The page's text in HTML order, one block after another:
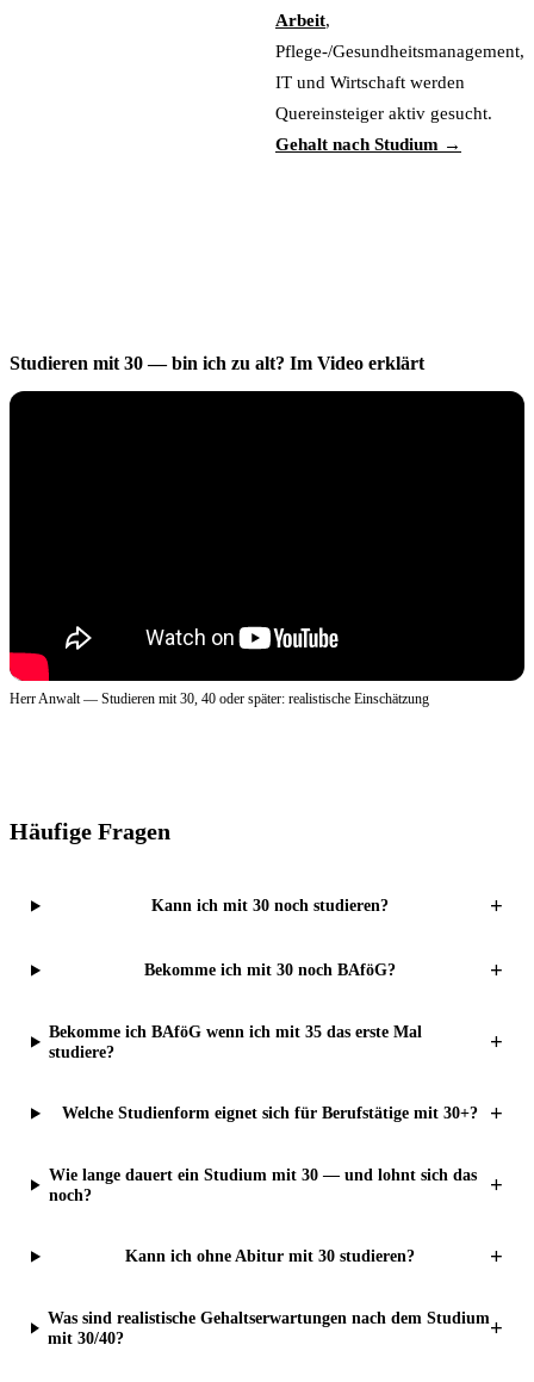
Arbeit,
Pflege-/Gesundheitsmanagement,
IT und Wirtschaft werden
Quereinsteiger aktiv gesucht.
Gehalt nach Studium →
Studieren mit 30 — bin ich zu alt? Im Video erklärt
Herr Anwalt — Studieren mit 30, 40 oder später: realistische Einschätzung
Häufige Fragen
Kann ich mit 30 noch studieren? +
Bekomme ich mit 30 noch BAföG? +
Bekomme ich BAföG wenn ich mit 35 das erste Mal
studiere?
+
Welche Studienform eignet sich für Berufstätige mit 30+? +
Wie lange dauert ein Studium mit 30 — und lohnt sich das
noch?
+
Kann ich ohne Abitur mit 30 studieren? +
Was sind realistische Gehaltserwartungen nach dem Studium
mit 30/40?
+